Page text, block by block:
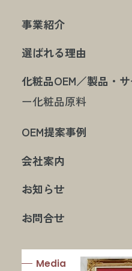
事業紹介
選ばれる理由
化粧品OEM／製品・
ー化粧品原料
OEM提案事例
会社案内
お知らせ
お問合せ
Media